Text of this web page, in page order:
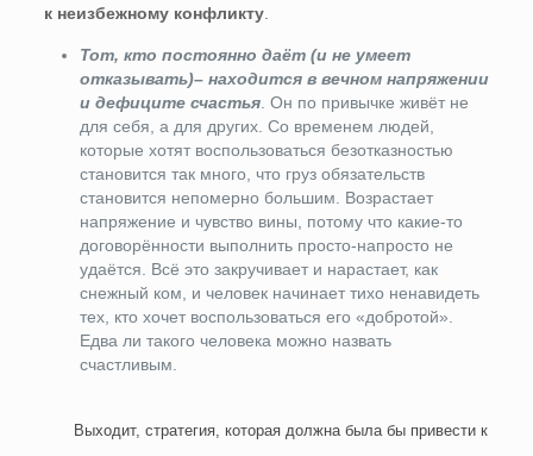
к неизбежному конфликту.
Тот, кто постоянно даёт (и не умеет
отказывать)– находится в вечном напряжении
и дефиците счастья. Он по привычке живёт не
для себя, а для других. Со временем людей,
которые хотят воспользоваться безотказностью
становится так много, что груз обязательств
становится непомерно большим. Возрастает
напряжение и чувство вины, потому что какие-то
договорённости выполнить просто-напросто не
удаётся. Всё это закручивает и нарастает, как
снежный ком, и человек начинает тихо ненавидеть
тех, кто хочет воспользоваться его «добротой».
Едва ли такого человека можно назвать
счастливым.
Выходит, стратегия, которая должна была бы привести к